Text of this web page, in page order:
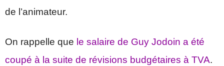
de l’animateur.
On rappelle que le salaire de Guy Jodoin a été
coupé à la suite de révisions budgétaires à TVA.